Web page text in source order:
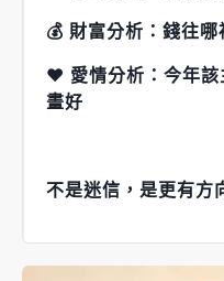
💰 財富分析：錢往
❤️ 愛情分析：今年該
畫好
不是迷信，是更有方